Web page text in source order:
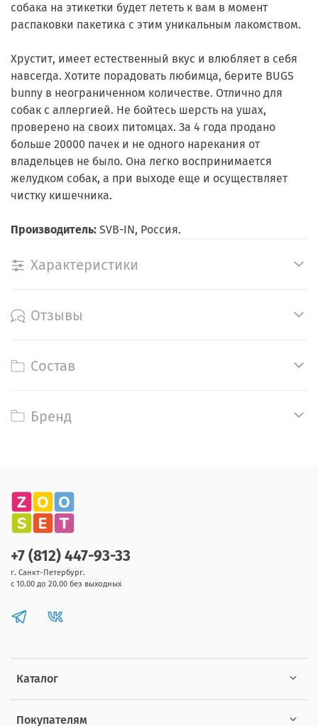
собака на этикетки будет лететь к вам в момент
распаковки пакетика с этим уникальным лакомством.
Хрустит, имеет естественный вкус и влюбляет в себя
навсегда. Хотите порадовать любимца, берите BUGS
bunny в неограниченном количестве. Отлично для
собак с аллергией. Не бойтесь шерсть на ушах,
проверено на своих питомцах. За 4 года продано
больше 20000 пачек и не одного нарекания от
владельцев не было. Она легко воспринимается
желудком собак, а при выходе еще и осуществляет
чистку кишечника.
Производитель: SVB-IN, Россия.
Характеристики
Отзывы
Состав
Бренд
Каталог
Покупателям
+7 (812) 447-93-33
г. Санкт-Петербург.
с 10.00 до 20.00 без выходных